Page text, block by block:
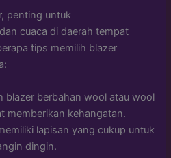
penting untuk
cuaca di daerah tempat
tips memilih blazer
blazer berbahan wool atau wool
memberikan kehangatan.
lapisan yang cukup untuk
dingin.